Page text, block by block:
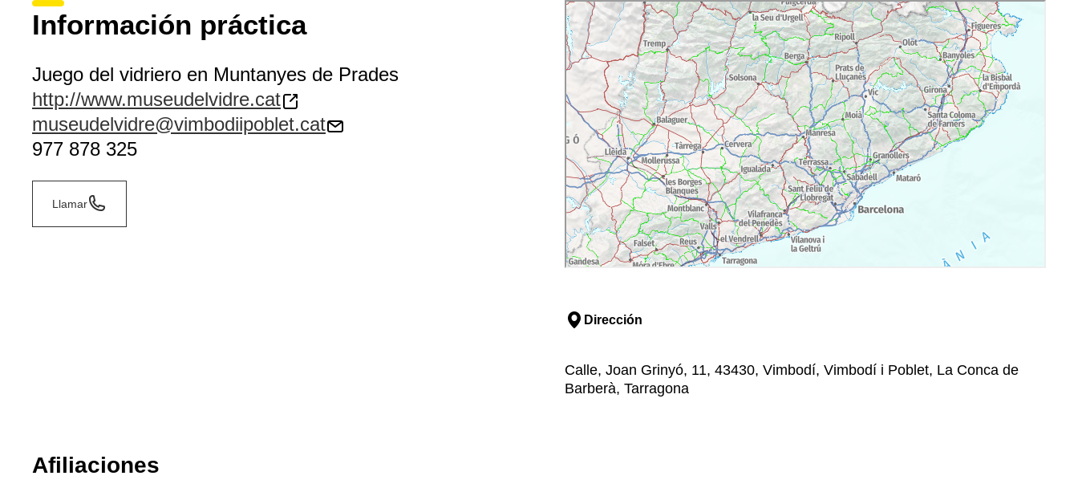
Información práctica
Juego del vidriero en Muntanyes de Prades
http://www.museudelvidre.cat
museudelvidre@vimbodiipoblet.cat
977 878 325
Llamar
Dirección
Calle, Joan Grinyó, 11, 43430, Vimbodí, Vimbodí i Poblet, La Conca de
Barberà, Tarragona
Afiliaciones